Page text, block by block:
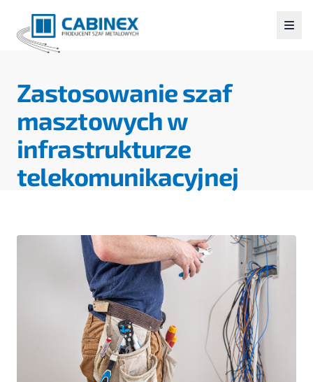
Zastosowanie szaf
masztowych w
infrastrukturze
telekomunikacyjnej